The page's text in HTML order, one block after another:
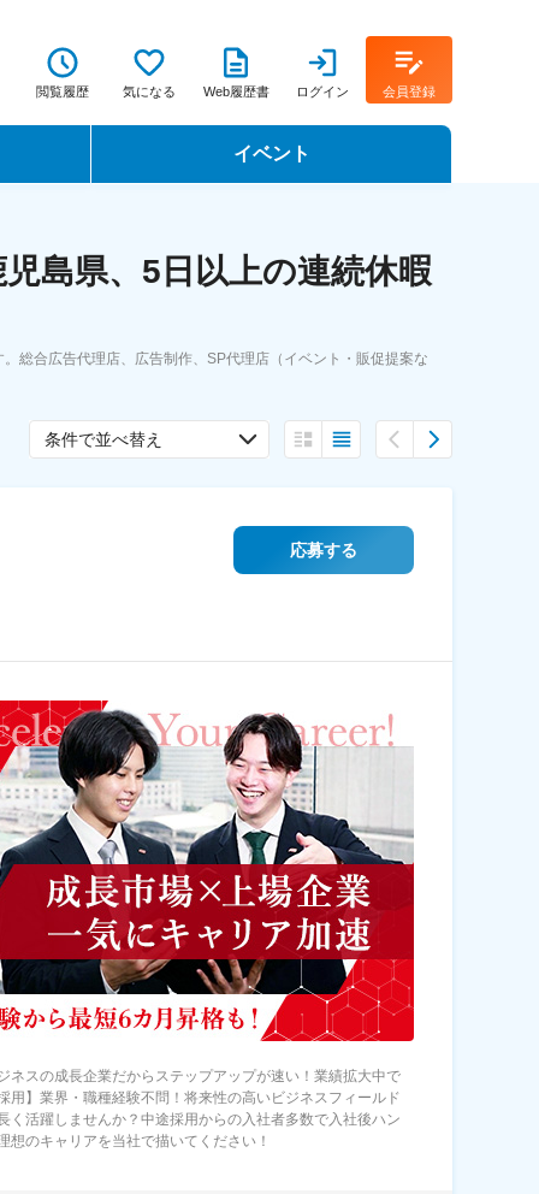
閲覧履歴 気になる Web履歴書 ログイン 会員登録
イベント
転職フェア
島県、5日以上の連続休暇
総合広告代理店、広告制作、SP代理店（イベント・販促提案な
条件で並べ替え
応募する
ネスの成長企業だからステップアップが速い！業績拡大中で
用】業界・職種経験不問！将来性の高いビジネスフィールド
く活躍しませんか？中途採用からの入社者多数で入社後ハン
想のキャリアを当社で描いてください！